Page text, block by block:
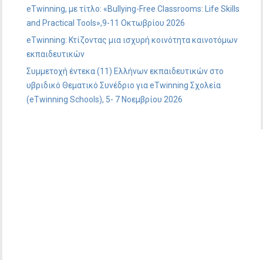
eTwinning, με τίτλο: «Bullying-Free Classrooms: Life Skills
and Practical Tools»,9-11 Οκτωβρίου 2026
eTwinning: Κτίζοντας μια ισχυρή κοινότητα καινοτόμων
εκπαιδευτικών
Συμμετοχή έντεκα (11) Ελλήνων εκπαιδευτικών στο
υβριδικό Θεματικό Συνέδριο για eTwinning Σχολεία
(eTwinning Schools), 5- 7 Νοεμβρίου 2026